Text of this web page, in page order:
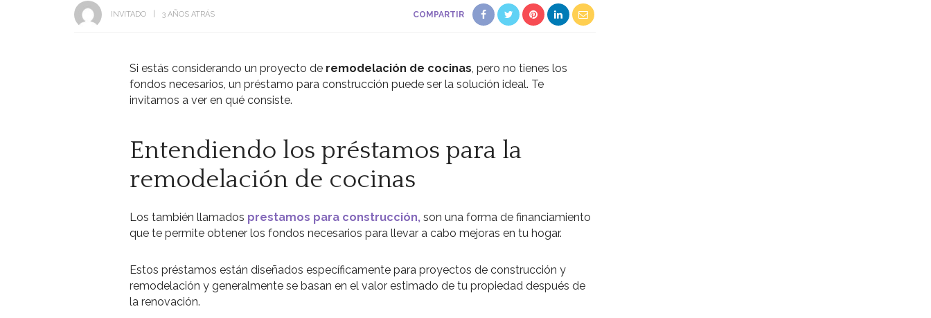
INVITADO 3 AÑOS ATRÁS COMPARTIR
Si estás considerando un proyecto de remodelación de cocinas , pero no tienes los
fondos necesarios, un préstamo para construcción puede ser la solución ideal. Te
invitamos a ver en qué consiste.
Entendiendo los préstamos para la
remodelación de cocinas
Los también llamados prestamos para construcción, son una forma de financiamiento
que te permite obtener los fondos necesarios para llevar a cabo mejoras en tu hogar.
Estos préstamos están diseñados específicamente para proyectos de construcción y
remodelación y generalmente se basan en el valor estimado de tu propiedad después de
la renovación.